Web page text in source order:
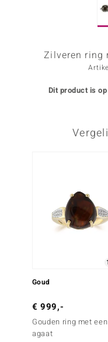
DesignsZilveren ring
Dit product is
Goud
€ 999,-
Gouden ring met
agaat